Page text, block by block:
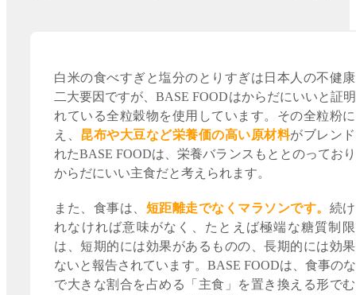
白米の食べすぎと塩分のとりすぎは日本人の不健
二大要因ですが、BASE FOODはからだにいいと証
れている全粒穀物を使用しています。その全粒粉
え、 昆布や大豆など栄養価の高い原材料がブレン
れたBASE FOODは、栄養バランスもととのってお
からだにいい主食だと考えられます。
また、食事は、 短距離走でなくマラソンです。 続
れなければ意味がなく、たとえば極端な糖質制
は、短期的には効果があるものの、長期的には効
ないと報告されています。BASE FOODは、食事の
で大きな割合を占める「主食」を置き換える形で